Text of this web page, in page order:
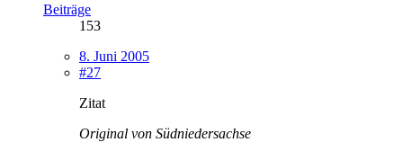
Beiträge
153
8. Juni 2005
#27
Zitat
Original von Südniedersachse